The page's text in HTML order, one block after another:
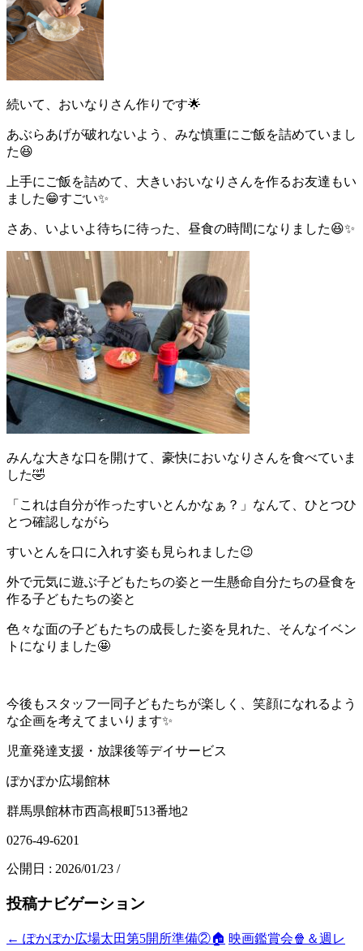
続いて、おいなりさん作りです🌟
あぶらあげが破れないよう、みな慎重にご飯を詰めていまし
た😆
上手にご飯を詰めて、大きいおいなりさんを作るお友達もい
ました😁すごい✨
さあ、いよいよ待ちに待った、昼食の時間になりました😆✨
みんな大きな口を開けて、豪快においなりさんを食べていま
した🤣
「これは自分が作ったすいとんかなぁ？」なんて、ひとつひ
とつ確認しながら
すいとんを口に入れす姿も見られました😉
外で元気に遊ぶ子どもたちの姿と一生懸命自分たちの昼食を
作る子どもたちの姿と
色々な面の子どもたちの成長した姿を見れた、そんなイベン
トになりました🤩
今後もスタッフ一同子どもたちが楽しく、笑顔になれるよう
な企画を考えてまいります✨
児童発達支援・放課後等デイサービス
ぽかぽか広場館林
群馬県館林市西高根町513番地2
0276-49-6201
公開日 : 2026/01/23 /
投稿ナビゲーション
← ぽかぽか広場太田第5開所準備②🏠 映画鑑賞会🍿＆週レ